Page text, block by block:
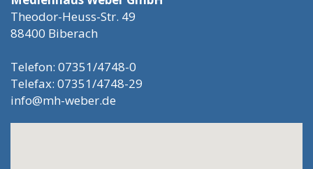
Theodor-Heuss-Str. 49
88400 Biberach
Telefon: 07351/4748-0
Telefax: 07351/4748-29
info@mh-weber.de